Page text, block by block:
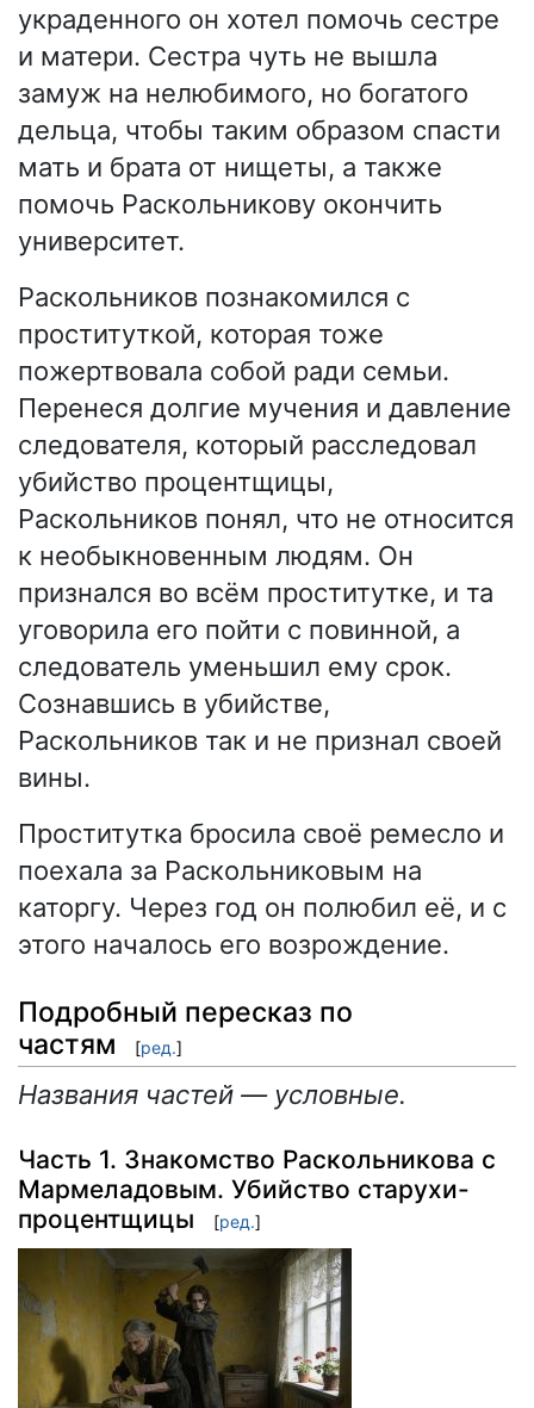
украденного он хотел помочь сестре
и матери. Сестра чуть не вышла
замуж на нелюбимого, но богатого
дельца, чтобы таким образом спасти
мать и брата от нищеты, а также
помочь Раскольникову окончить
университет.
Раскольников познакомился с
проституткой, которая тоже
пожертвовала собой ради семьи.
Перенеся долгие мучения и давление
следователя, который расследовал
убийство процентщицы,
Раскольников понял, что не относится
к необыкновенным людям. Он
признался во всём проститутке, и та
уговорила его пойти с повинной, а
следователь уменьшил ему срок.
Сознавшись в убийстве,
Раскольников так и не признал своей
вины.
Проститутка бросила своё ремесло и
поехала за Раскольниковым на
каторгу. Через год он полюбил её, и с
этого началось его возрождение.
Подробный пересказ по
частям
[ред.]
Названия частей — условные.
Часть 1. Знакомство Раскольникова с
Мармеладовым. Убийство старухи-
процентщицы
[ред.]